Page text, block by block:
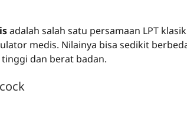
adalah salah satu persamaan LPT
medis. Nilainya bisa sedikit
dan berat badan.